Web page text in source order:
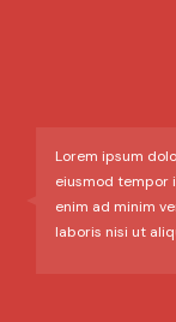
Lorem ipsum
eiusmod tempor
enim ad minim
laboris nisi ut